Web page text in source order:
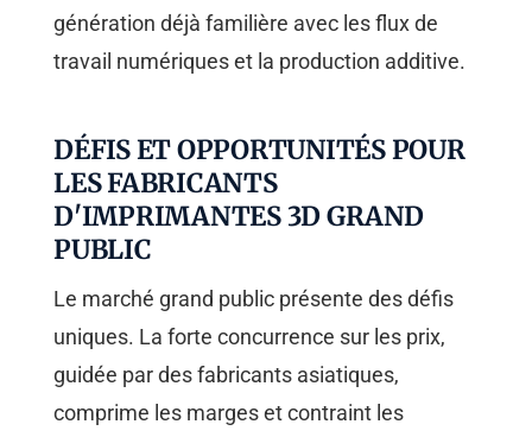
génération déjà familière avec les flux de
travail numériques et la production additive.
DÉFIS ET OPPORTUNITÉS POUR
LES FABRICANTS
D'IMPRIMANTES 3D GRAND
PUBLIC
Le marché grand public présente des défis
uniques. La forte concurrence sur les prix,
guidée par des fabricants asiatiques,
comprime les marges et contraint les